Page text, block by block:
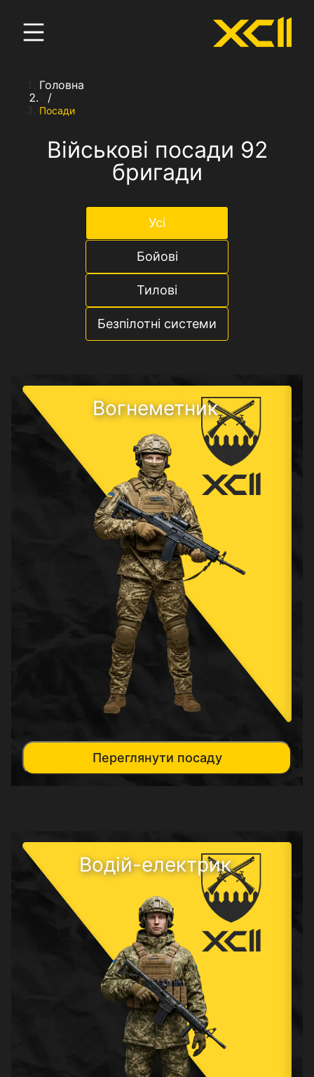
Головна
/
Посади
Військові посади 92
бригади
Усі
Бойові
Тилові
Безпілотні системи
Вогнеметник
Переглянути посаду
Водій-електрик